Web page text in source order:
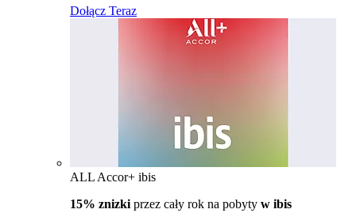
Dołącz Teraz
ALL Accor+ ibis
15% znizki przez cały rok na pobyty w ibis